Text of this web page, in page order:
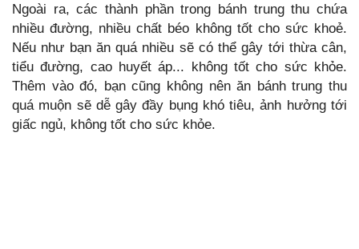
Ngoài ra, các thành phần trong bánh trung thu chứa
nhiều đường, nhiều chất béo không tốt cho sức khoẻ.
Nếu như bạn ăn quá nhiều sẽ có thể gây tới thừa cân,
tiểu đường, cao huyết áp... không tốt cho sức khỏe.
Thêm vào đó, bạn cũng không nên ăn bánh trung thu
quá muộn sẽ dễ gây đầy bụng khó tiêu, ảnh hưởng tới
giấc ngủ, không tốt cho sức khỏe.